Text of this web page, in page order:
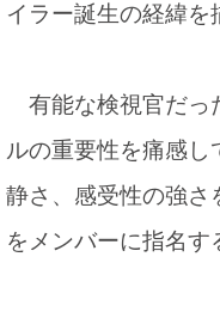
イラー誕生の経緯を
有能な検視官だっ
ルの重要性を痛感
静さ、感受性の強さ
をメンバーに指名す